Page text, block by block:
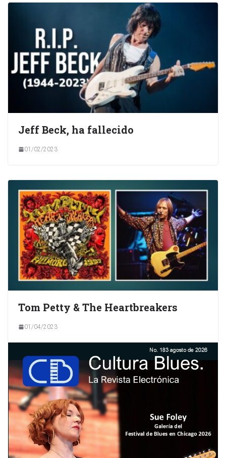
Jeff Beck, ha fallecido
01/02/2023
Tom Petty & The Heartbreakers
01/04/2023